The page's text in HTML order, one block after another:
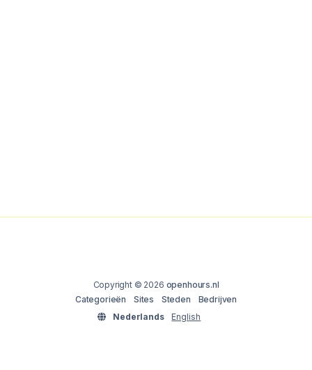
Copyright © 2026 openhours.nl
Categorieën
Sites Steden
Bedrijven
Nederlands
English